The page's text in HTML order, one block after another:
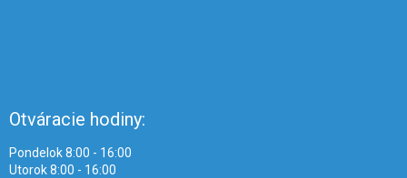
Otváracie hodiny:
Pondelok 8:00 - 16:00
Utorok 8:00 - 16:00